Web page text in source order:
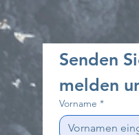
Senden
melden
Vorname *